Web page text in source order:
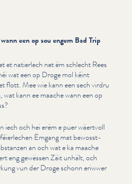
een op sou engem Bad Trip
et natierlech net ëm schlecht Rees
wat een op Droge mol kéint
flott. Mee wie kann een sech virdru
kann ee maache wann een op
iech och hei erëm e puer wäertvoll
Ëmgang mat bewosst­
an och wat e ka maache
eng gewëssen Zäit unhält, och
vun der Droge schonn eriwwer